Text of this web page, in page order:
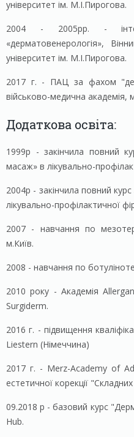
університет ім. М.І.Пирогова.
2004 - 2005рр. -
«дерматовенерологія»,
університет ім. М.І.Пирогова.
2017 г. - ПАЦ за фахом
військово-медична академія,
Додаткова освіта:
1999р - закінчила повний
масаж» в лікувально-
2004р - закінчила повний
лікувально-профілактичної
2007 - навчання по
м.Київ.
2008 - навчання по
2010 року - Академія
Surgiderm.
2016 г. - підвищення
Liestern (Німеччина)
2017 г. - Merz-Academy of
естетичної корекції
09.2018 р - базовий курс
Hub.